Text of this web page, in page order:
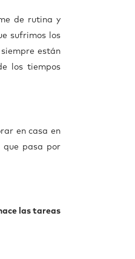
de rutina y
sufrimos los
están
los tiempos
en casa en
que pasa por
las tareas